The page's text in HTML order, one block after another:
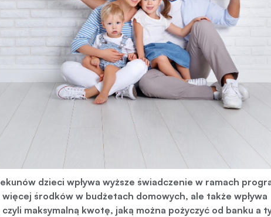
dzieci wpływa wyższe świadczenie w ramach
środków w budżetach domowych, ale także wpływa
maksymalną kwotę, jaką można pożyczyć od banku a